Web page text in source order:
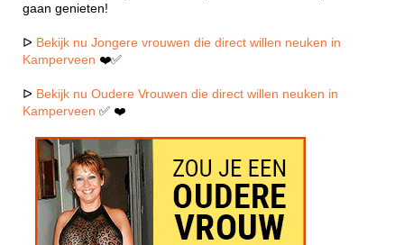
gaan genieten!
ᐅ Bekijk nu Jongere vrouwen die direct willen neuken in
Kamperveen ❤️✅
ᐅ Bekijk nu Oudere Vrouwen die direct willen neuken in
Kamperveen ✅ ❤️